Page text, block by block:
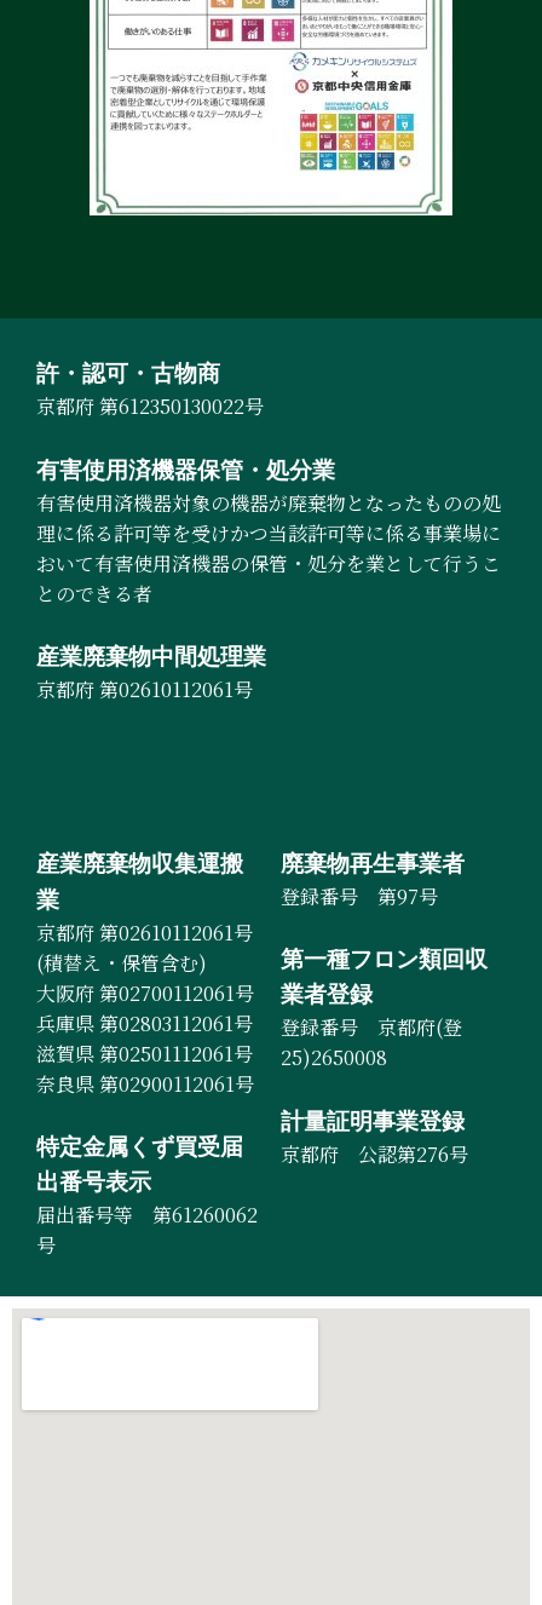
許・認可・古物商
京都府 第612350130022号
有害使用済機器保管・処分業
有害使用済機器対象の機器が廃棄物となったものの処
理に係る許可等を受けかつ当該許可等に係る事業場に
おいて有害使用済機器の保管・処分を業として行うこ
とのできる者
産業廃棄物中間処理業
京都府 第02610112061号
産業廃棄物収集運搬
業
京都府 第02610112061号
(積替え・保管含む)
大阪府 第02700112061号
兵庫県 第02803112061号
滋賀県 第02501112061号
奈良県 第02900112061号
特定金属くず買受届
出番号表示
届出番号等 第61260062
号
廃棄物再生事業者
登録番号 第97号
第一種フロン類回収
業者登録
登録番号 京都府(登
25)2650008
計量証明事業登録
京都府 公認第276号